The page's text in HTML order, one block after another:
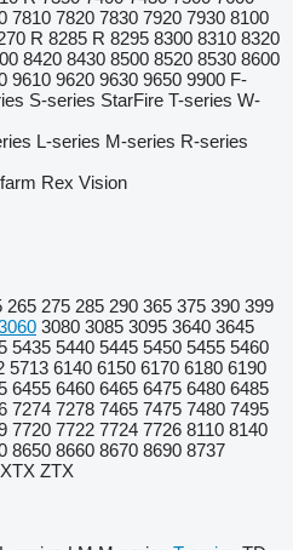
7810 7820 7830 7920 7930 8100
R 8285 R 8295 8300 8310 8320
8420 8430 8500 8520 8530 8600
9610 9620 9630 9650 9900 F-
S-series StarFire T-series W-
L-series M-series R-series
Rex Vision
265 275 285 290 365 375 390 399
3080 3085 3095 3640 3645
5435 5440 5445 5450 5455 5460
5713 6140 6150 6170 6180 6190
6455 6460 6465 6475 6480 6485
7274 7278 7465 7475 7480 7495
7720 7722 7724 7726 8110 8140
8650 8660 8670 8690 8737
XTX ZTX